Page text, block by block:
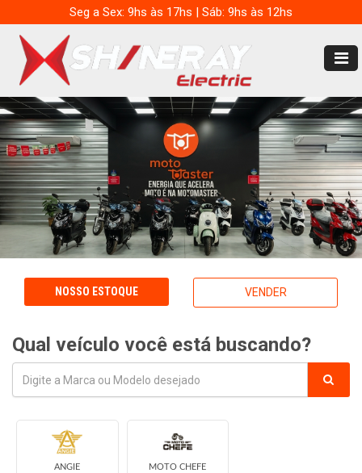
Seg a Sex: 9hs às 17hs | Sáb: 9hs às 12hs
NOSSO ESTOQUE VENDER
Qual veículo você está buscando?
ANGIE MOTO CHEFE